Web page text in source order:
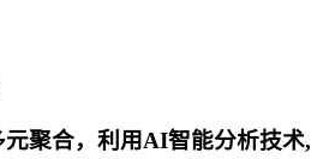
聚合，利用AI智能分析技术,